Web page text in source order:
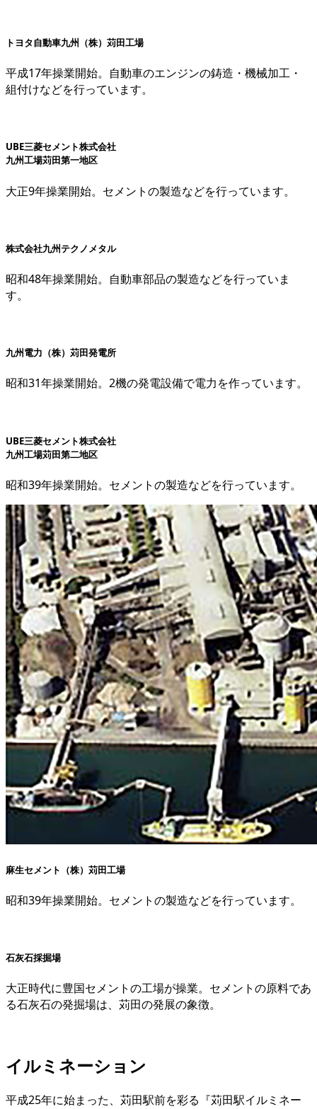
トヨタ自動車九州（株）苅田工場
平成17年操業開始。自動車のエンジンの鋳造・機械加工・
組付けなどを行っています。
UBE三菱セメント株式会社
九州工場苅田第一地区
大正9年操業開始。セメントの製造などを行っています。
株式会社九州テクノメタル
昭和48年操業開始。自動車部品の製造などを行っていま
す。
九州電力（株）苅田発電所
昭和31年操業開始。2機の発電設備で電力を作っています。
UBE三菱セメント株式会社
九州工場苅田第二地区
昭和39年操業開始。セメントの製造などを行っています。
麻生セメント（株）苅田工場
昭和39年操業開始。セメントの製造などを行っています。
石灰石採掘場
大正時代に豊国セメントの工場が操業。セメントの原料であ
る石灰石の発掘場は、苅田の発展の象徴。
イルミネーション
平成25年に始まった、苅田駅前を彩る『苅田駅イルミネー